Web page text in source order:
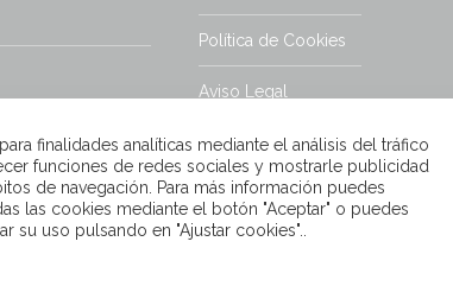
Política de Cookies
Aviso Legal
finalidades analíticas mediante el análisis del tráfico
funciones de redes sociales y mostrarle publicidad
de navegación. Para más información puedes
las cookies mediante el botón "Aceptar" o puedes
uso pulsando en "Ajustar cookies"..